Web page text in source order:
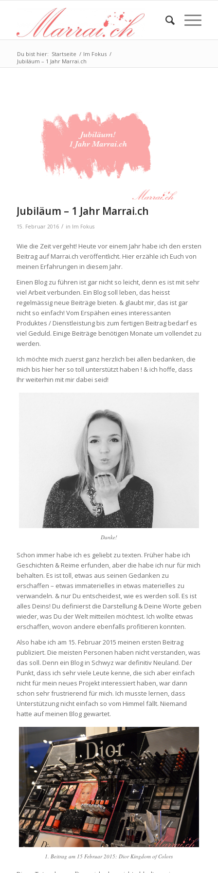
Du bist hier: Startseite / Im Fokus /
Jubiläum – 1 Jahr Marrai.ch
Jubiläum – 1 Jahr Marrai.ch
15. Februar 2016 / in Im Fokus
Wie die Zeit vergeht! Heute vor einem Jahr habe ich den ersten
Beitrag auf Marrai.ch veröffentlicht. Hier erzähle ich Euch von
meinen Erfahrungen in diesem Jahr.
Einen Blog zu führen ist gar nicht so leicht, denn es ist mit sehr
viel Arbeit verbunden. Ein Blog soll leben, das heisst
regelmässig neue Beiträge bieten. & glaubt mir, das ist gar
nicht so einfach! Vom Erspähen eines interessanten
Produktes / Dienstleistung bis zum fertigen Beitrag bedarf es
viel Geduld. Einige Beiträge benötigen Monate um vollendet zu
werden.
Ich möchte mich zuerst ganz herzlich bei allen bedanken, die
mich bis hier her so toll unterstützt haben ! & ich hoffe, dass
Ihr weiterhin mit mir dabei seid!
Danke!
Schon immer habe ich es geliebt zu texten. Früher habe ich
Geschichten & Reime erfunden, aber die habe ich nur für mich
behalten. Es ist toll, etwas aus seinen Gedanken zu
erschaffen – etwas immaterielles in etwas materielles zu
verwandeln. & nur Du entscheidest, wie es werden soll. Es ist
alles Deins! Du definierst die Darstellung & Deine Worte geben
wieder, was Du der Welt mitteilen möchtest. Ich wollte etwas
erschaffen, wovon andere ebenfalls profitieren konnten.
Also habe ich am 15. Februar 2015 meinen ersten Beitrag
publiziert. Die meisten Personen haben nicht verstanden, was
das soll. Denn ein Blog in Schwyz war definitiv Neuland. Der
Punkt, dass ich sehr viele Leute kenne, die sich aber einfach
nicht für mein neues Projekt interessiert haben, war dann
schon sehr frustrierend für mich. Ich musste lernen, dass
Unterstützung nicht einfach so vom Himmel fällt. Niemand
hatte auf meinen Blog gewartet.
1. Beitrag am 15 Februar 2015: Dior Kingdom of Colors